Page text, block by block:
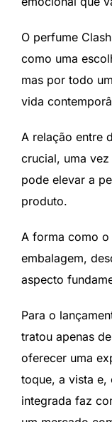
O perfume
como uma
mas por todo
vida
A relação entre
crucial, uma
pode elevar a
produto.
A forma como
embalagem,
aspecto
Para o
tratou apenas
oferecer uma
toque, a vista e,
integrada faz